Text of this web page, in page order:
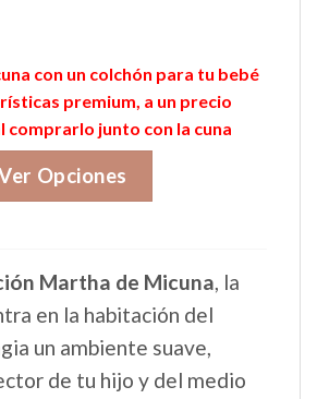
con un colchón para tu bebé
premium, a un precio
comprarlo junto con la cuna
Opciones
Martha de Micuna, la
en la habitación del
un ambiente suave,
de tu hijo y del medio